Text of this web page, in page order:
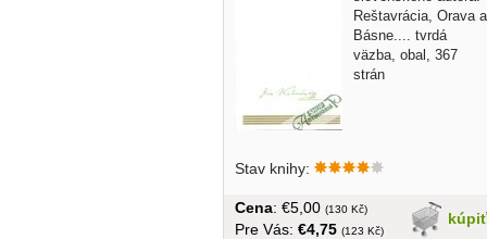
Reštavrácia, Orava a
Básne.... tvrdá
väzba, obal, 367
strán
Stav knihy:
kúpiť
Cena: €5,00 (130 Kč)
Pre Vás: €4,75 (123 Kč)